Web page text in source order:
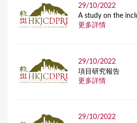
29/10/2022
A study on the
更多詳情
29/10/2022
項目研究報告
更多詳情
29/10/2022